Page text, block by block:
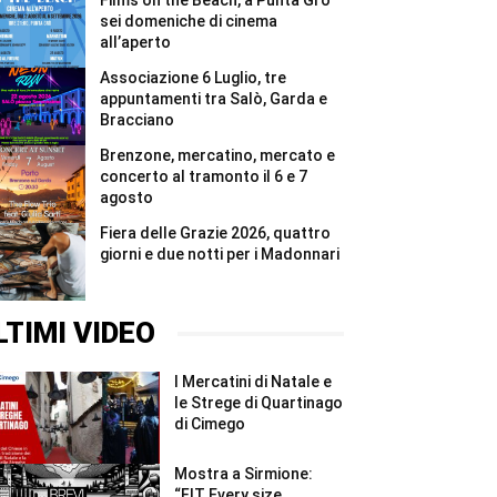
#Shorts
in
quattro
giorni
tutti
i
5.000
pettorali
#Shorts
sei domeniche di cinema
all’aperto
Associazione 6 Luglio, tre
appuntamenti tra Salò, Garda e
Bracciano
Brenzone, mercatino, mercato e
concerto al tramonto il 6 e 7
agosto
Fiera delle Grazie 2026, quattro
giorni e due notti per i Madonnari
VIDEO
I Mercatini di Natale e
le Strege di Quartinago
di Cimego
Mostra a Sirmione: